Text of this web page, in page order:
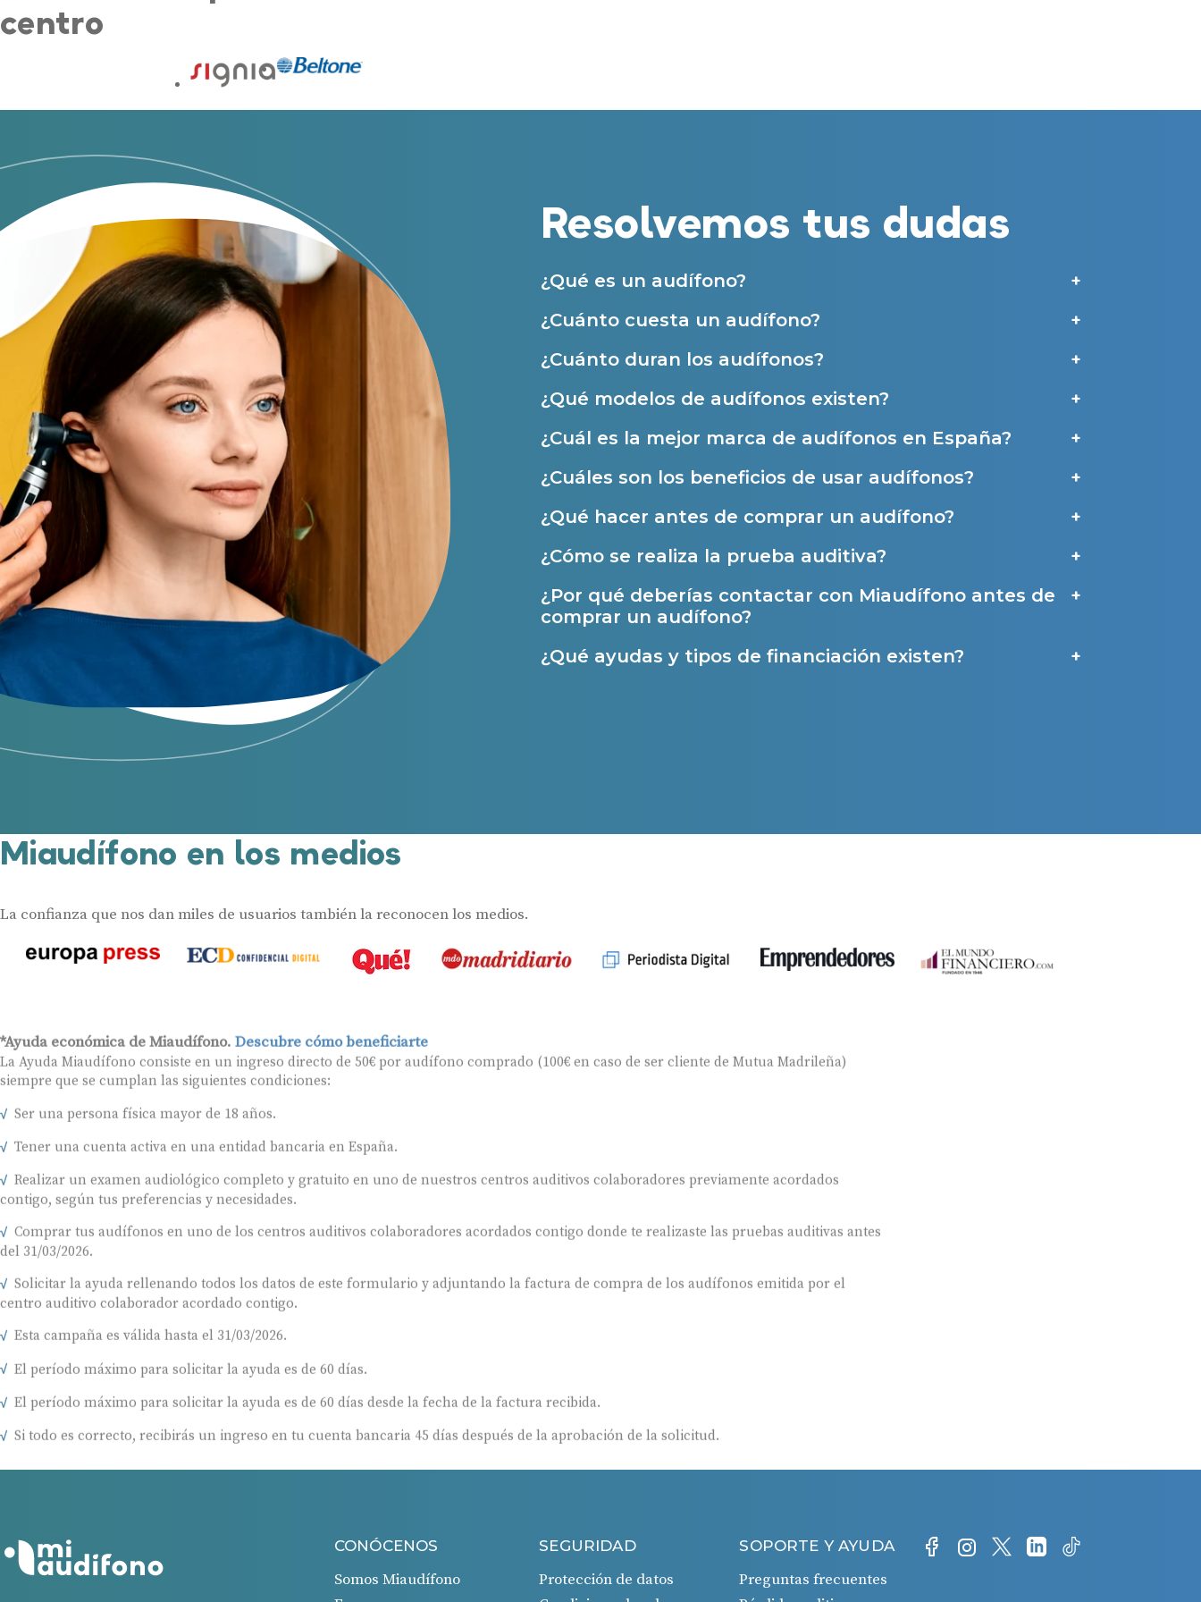
centro
Resolvemos tus dudas
¿Qué es un audífono?
¿Cuánto cuesta un audífono?
¿Cuánto duran los audífonos?
¿Qué modelos de audífonos existen?
¿Cuál es la mejor marca de audífonos en España?
¿Cuáles son los beneficios de usar audífonos?
¿Qué hacer antes de comprar un audífono?
¿Cómo se realiza la prueba auditiva?
¿Por qué deberías contactar con Miaudífono antes de
comprar un audífono?
¿Qué ayudas y tipos de financiación existen?
Miaudífono en los medios
La confianza que nos dan miles de usuarios también la reconocen los medios.
*Ayuda económica de Miaudífono. Descubre cómo beneficiarte
La Ayuda Miaudífono consiste en un ingreso directo de 50€ por audífono comprado (100€ en caso de ser cliente de Mutua Madrileña)
siempre que se cumplan las siguientes condiciones:
Ser una persona física mayor de 18 años.
Tener una cuenta activa en una entidad bancaria en España.
Realizar un examen audiológico completo y gratuito en uno de nuestros centros auditivos colaboradores previamente acordados
contigo, según tus preferencias y necesidades.
Comprar tus audífonos en uno de los centros auditivos colaboradores acordados contigo donde te realizaste las pruebas auditivas antes
del 31/03/2026.
Solicitar la ayuda rellenando todos los datos de este formulario y adjuntando la factura de compra de los audífonos emitida por el
centro auditivo colaborador acordado contigo.
Esta campaña es válida hasta el 31/03/2026.
El período máximo para solicitar la ayuda es de 60 días.
El período máximo para solicitar la ayuda es de 60 días desde la fecha de la factura recibida.
Si todo es correcto, recibirás un ingreso en tu cuenta bancaria 45 días después de la aprobación de la solicitud.
CONÓCENOS
Somos Miaudífono
SEGURIDAD
Protección de datos
SOPORTE Y AYUDA
Preguntas frecuentes
Prueba auditiva
Prueba de audífonos
Financiación de audífonos
Seguro para audífonos
Ayudas y subvenciones
Ayuda Miaudífono hasta 200€*
Ayudas para audífonos en Castilla-La Mancha
Ayudas para audífonos en Andalucía
Ayudas para audífonos en Galicia
Ayudas y subvenciones en Asturias
nuestrasCondiciones de uso.